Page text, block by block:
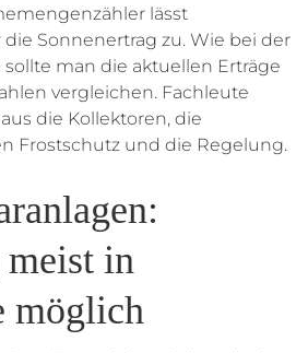
lässt
Sonnenertrag zu. Wie bei der
man die aktuellen Erträge
vergleichen. Fachleute
die Kollektoren, die
Frostschutz und die Regelung.
in
möglich